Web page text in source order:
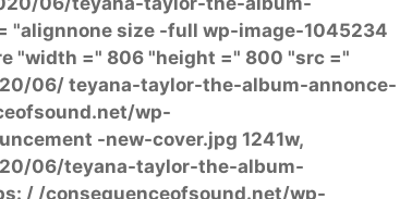
"alignnone size -full wp-image-1045234
"width =" 806 "height =" 800 "src ="
06/ teyana-taylor-the-album-annonce-
wp-
-new-cover.jpg 1241w,
06/teyana-taylor-the-album-
/ /consequenceofsound.net/wp-